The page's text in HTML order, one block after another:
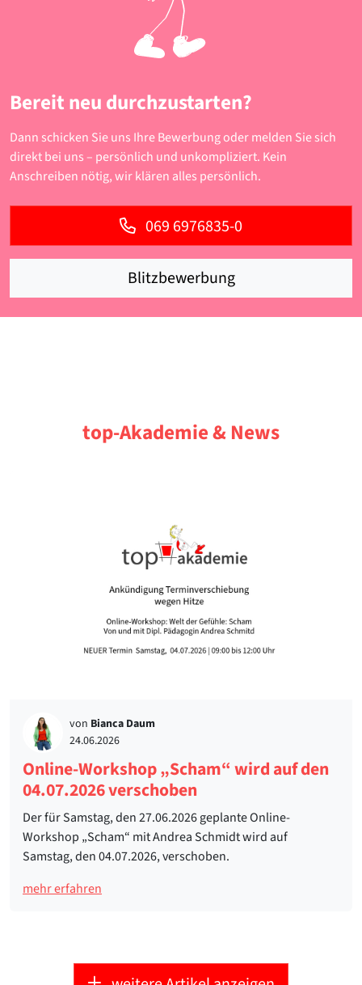
Bereit neu durchzustarten?
Dann schicken Sie uns Ihre Bewerbung oder melden Sie sich
direkt bei uns – persönlich und unkompliziert. Kein
Anschreiben nötig, wir klären alles persönlich.
069 6976835-0
Blitzbewerbung
top-Akademie & News
von Bianca Daum
24.06.2026
Online-Workshop „Scham“ wird auf den
04.07.2026 verschoben
Der für Samstag, den 27.06.2026 geplante Online-
Workshop „Scham“ mit Andrea Schmidt wird auf
Samstag, den 04.07.2026, verschoben.
mehr erfahren